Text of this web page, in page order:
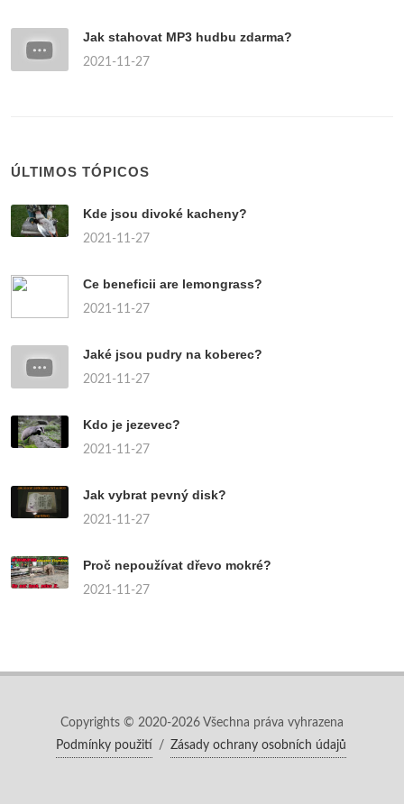
Jak stahovat MP3 hudbu zdarma?
2021-11-27
ÚLTIMOS TÓPICOS
Kde jsou divoké kacheny?
2021-11-27
Ce beneficii are lemongrass?
2021-11-27
Jaké jsou pudry na koberec?
2021-11-27
Kdo je jezevec?
2021-11-27
Jak vybrat pevný disk?
2021-11-27
Proč nepoužívat dřevo mokré?
2021-11-27
Copyrights © 2020-2026 Všechna práva vyhrazena
Podmínky použití
/ Zásady ochrany osobních údajů